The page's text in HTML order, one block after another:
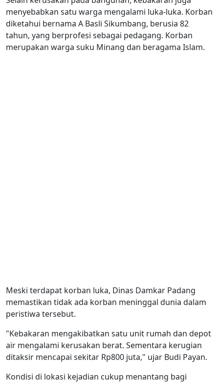
menyebabkan satu warga mengalami luka-luka. Korban
diketahui bernama A Basli Sikumbang, berusia 82
tahun, yang berprofesi sebagai pedagang. Korban
merupakan warga suku Minang dan beragama Islam.
Meski terdapat korban luka, Dinas Damkar Padang
memastikan tidak ada korban meninggal dunia dalam
peristiwa tersebut.
"Kebakaran mengakibatkan satu unit rumah dan depot
air mengalami kerusakan berat. Sementara kerugian
ditaksir mencapai sekitar Rp800 juta," ujar Budi Payan.
Kondisi di lokasi kejadian cukup menantang bagi